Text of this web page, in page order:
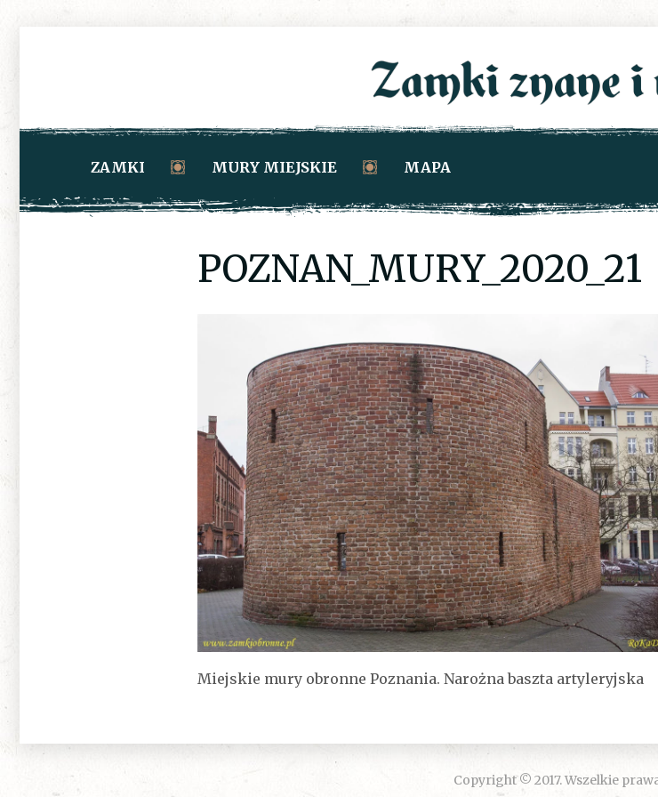
ZAMKI MURY MIEJSKIE MAPA
POZNAN_MURY_2020_21
Miejskie mury obronne Poznania. Narożna baszta artyleryjska
Copyright © 2017. Wszelkie